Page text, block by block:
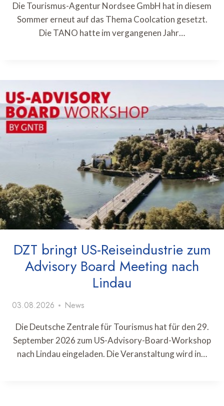
Die Tourismus-Agentur Nordsee GmbH hat in diesem
Sommer erneut auf das Thema Coolcation gesetzt.
Die TANO hatte im vergangenen Jahr…
DZT bringt US-Reiseindustrie zum
Advisory Board Meeting nach
Lindau
03.08.2026 News
Die Deutsche Zentrale für Tourismus hat für den 29.
September 2026 zum US-Advisory-Board-Workshop
nach Lindau eingeladen. Die Veranstaltung wird in…